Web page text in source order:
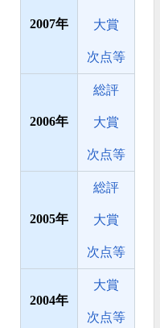
2007 大賞
次点等
2006
総評
大賞
次点等
2005
総評
大賞
次点等
2004
大賞
次点等